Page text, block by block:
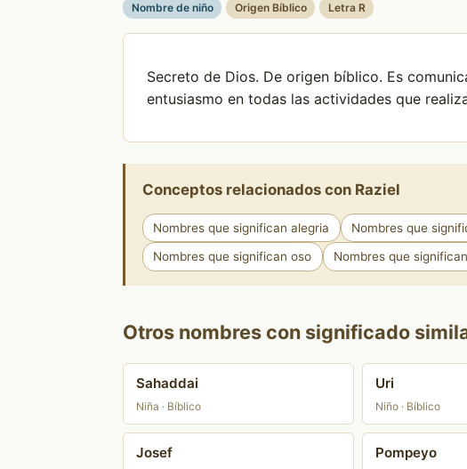
Nombre de niño Origen Bíblico Letra R
Secreto de Dios. De origen bíblico. Es
entusiasmo en todas las actividades que
Conceptos relacionados con Raziel
Nombres que significan alegria Nombres que
Nombres que significan oso Nombres que
Otros nombres con significado
Sahaddai
Niña · Bíblico
Uri
Niño · Bíblico
Josef Pompeyo